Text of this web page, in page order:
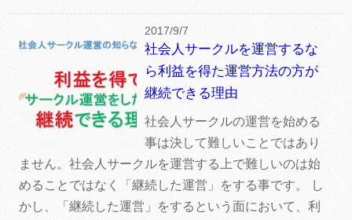
2017/9/7
社会人サークルを運営するな
ら利益を得た運営方法の方が
継続できる理由
社会人サークルの運営を始める
事は決して難しいことではあり
ません。社会人サークルを運営する上で難しいのは始
めることではなく「継続した運営」をする事です。 し
かし、「継続した運営」をするという面において、利